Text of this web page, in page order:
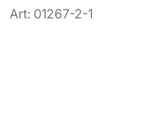
Art: 01267-2-1